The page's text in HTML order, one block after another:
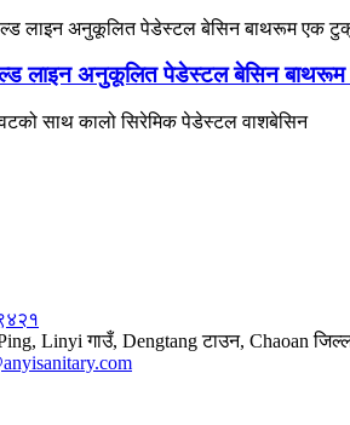
लाइन अनुकूलित पेडेस्टल बेसिन
साथ कालो सिरेमिक पेडेस्टल वाशबेसिन
Linyi गाउँ, Dengtang टाउन, Chaoan